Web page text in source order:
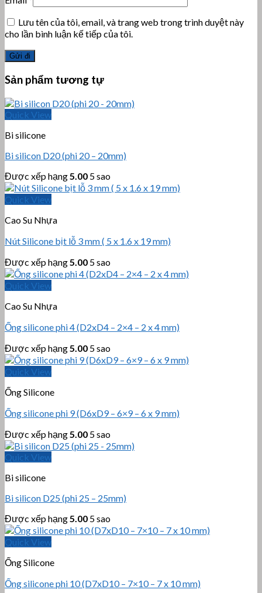
Lưu tên của tôi, email, và trang web trong trình duyệt này
cho lần bình luận kế tiếp của tôi.
Sản phẩm tương tự
Quick View
Bi silicone
Bi silicon D20 (phi 20 – 20mm)
Được xếp hạng 5.00 5 sao
Quick View
Cao Su Nhựa
Nút Silicone bịt lỗ 3 mm ( 5 x 1.6 x 19 mm)
Được xếp hạng 5.00 5 sao
Quick View
Cao Su Nhựa
Ống silicone phi 4 (D2xD4 – 2×4 – 2 x 4 mm)
Được xếp hạng 5.00 5 sao
Quick View
Ống Silicone
Ống silicone phi 9 (D6xD9 – 6×9 – 6 x 9 mm)
Được xếp hạng 5.00 5 sao
Quick View
Bi silicone
Bi silicon D25 (phi 25 – 25mm)
Được xếp hạng 5.00 5 sao
Quick View
Ống Silicone
Ống silicone phi 10 (D7xD10 – 7×10 – 7 x 10 mm)